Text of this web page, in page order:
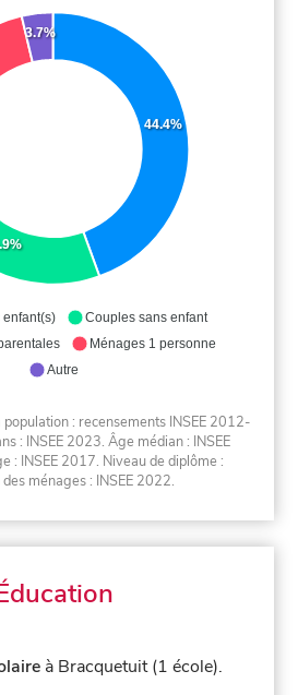
44.4%
3.7%
Couples sans enfant
Ménages 1 personne
Autre
: recensements INSEE 2012-
: INSEE 2023. Âge médian : INSEE
: INSEE 2017. Niveau de diplôme :
ménages : INSEE 2022.
à Bracquetuit (1 école).